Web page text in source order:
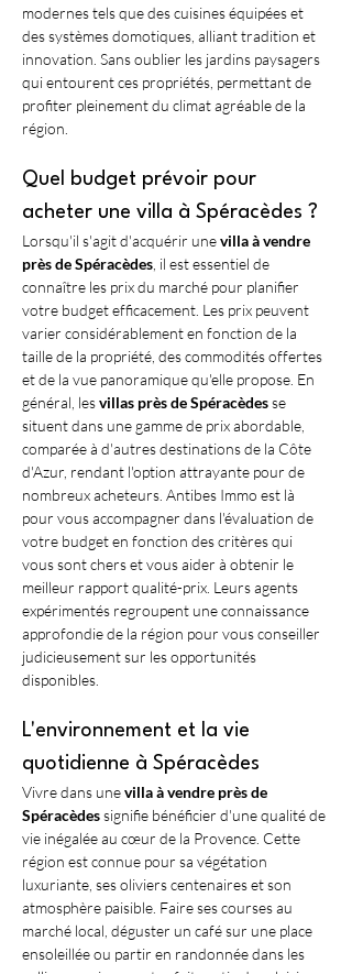
modernes tels que des cuisines équipées et
des systèmes domotiques, alliant tradition et
innovation. Sans oublier les jardins paysagers
qui entourent ces propriétés, permettant de
profiter pleinement du climat agréable de la
région.
Quel budget prévoir pour
acheter une villa à Spéracèdes ?
Lorsqu'il s'agit d'acquérir une villa à vendre
près de Spéracèdes , il est essentiel de
connaître les prix du marché pour planifier
votre budget efficacement. Les prix peuvent
varier considérablement en fonction de la
taille de la propriété, des commodités offertes
et de la vue panoramique qu'elle propose. En
général, les villas près de Spéracèdes se
situent dans une gamme de prix abordable,
comparée à d'autres destinations de la Côte
d'Azur, rendant l'option attrayante pour de
nombreux acheteurs. Antibes Immo est là
pour vous accompagner dans l'évaluation de
votre budget en fonction des critères qui
vous sont chers et vous aider à obtenir le
meilleur rapport qualité-prix. Leurs agents
expérimentés regroupent une connaissance
approfondie de la région pour vous conseiller
judicieusement sur les opportunités
disponibles.
L'environnement et la vie
quotidienne à Spéracèdes
Vivre dans une villa à vendre près de
Spéracèdes signifie bénéficier d'une qualité de
vie inégalée au cœur de la Provence. Cette
région est connue pour sa végétation
luxuriante, ses oliviers centenaires et son
atmosphère paisible. Faire ses courses au
marché local, déguster un café sur une place
ensoleillée ou partir en randonnée dans les